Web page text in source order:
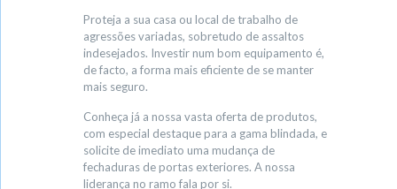
Proteja a sua casa ou local de trabalho de
agressões variadas, sobretudo de assaltos
indesejados. Investir num bom equipamento é,
de facto, a forma mais eficiente de se manter
mais seguro.
Conheça já a nossa vasta oferta de produtos,
com especial destaque para a gama blindada, e
solicite de imediato uma mudança de
fechaduras de portas exteriores. A nossa
liderança no ramo fala por si.